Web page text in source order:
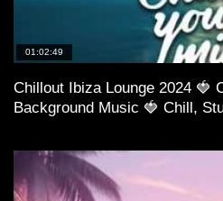
01:02:49
Chillout Ibiza Lounge 2024 🍓
Background Music 🍓 Chill,